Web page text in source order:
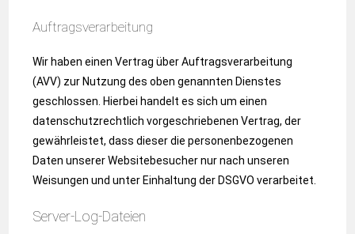
Auftragsverarbeitung
Wir haben einen Vertrag über Auftragsverarbeitung
(AVV) zur Nutzung des oben genannten Dienstes
geschlossen. Hierbei handelt es sich um einen
datenschutzrechtlich vorgeschriebenen Vertrag, der
gewährleistet, dass dieser die personenbezogenen
Daten unserer Websitebesucher nur nach unseren
Weisungen und unter Einhaltung der DSGVO verarbeitet.
Server-Log-Dateien